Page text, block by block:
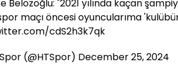
Belözoğlu: "2021 yılında kaçan
maçı öncesi oyuncularıma
cdS2h3k7qk
(@HTSpor) December 25, 2024